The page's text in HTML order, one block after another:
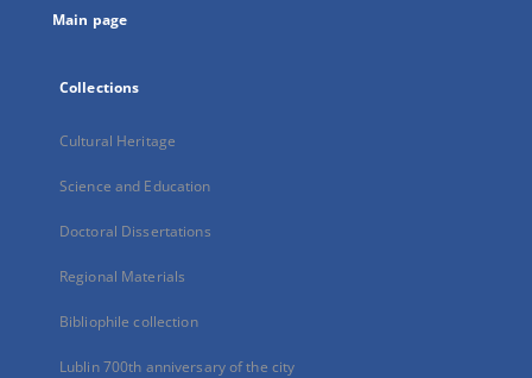
Main page
Collections
Cultural Heritage
Science and Education
Doctoral Dissertations
Regional Materials
Bibliophile collection
Lublin 700th anniversary of the city